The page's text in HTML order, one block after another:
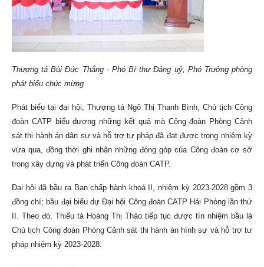
Thượng tá Bùi Đức Thắng - Phó Bí thư Đảng uỷ, Phó Trưởng phòng
phát biểu chúc mừng
Phát biểu tại đại hội, Thượng tá Ngô Thị Thanh Bình, Chủ tịch Công
đoàn CATP biểu dương những kết quả mà Công đoàn Phòng Cảnh
sát thi hành án dân sự và hỗ trợ tư pháp đã đạt được trong nhiệm kỳ
vừa qua, đồng thời ghi nhận những đóng góp của Công đoàn cơ sở
trong xây dựng và phát triển Công đoàn CATP.
Đại hội đã bầu ra Ban chấp hành khoá II, nhiệm kỳ 2023-2028 gồm 3
đồng chí; bầu đại biểu dự Đại hội Công đoàn CATP Hải Phòng lần thứ
II. Theo đó, Thiếu tá Hoàng Thị Thảo tiếp tục được tín nhiệm bầu là
Chủ tịch Công đoàn Phòng Cảnh sát thi hành án hình sự và hỗ trợ tư
pháp nhiệm kỳ 2023-2028.